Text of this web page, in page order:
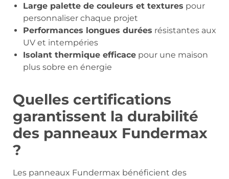
Large palette de couleurs et textures pour
personnaliser chaque projet
Performances longues durées résistantes aux
UV et intempéries
Isolant thermique efficace pour une maison
plus sobre en énergie
Quelles certifications
garantissent la durabilité
des panneaux Fundermax
?
Les panneaux Fundermax bénéficient des